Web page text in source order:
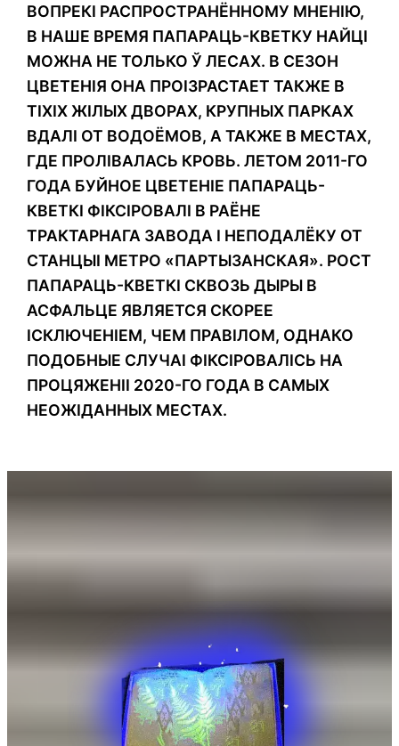
ВОПРЕКІ РАСПРОСТРАНЁННОМУ МНЕНІЮ,
В НАШЕ ВРЕМЯ ПАПАРАЦЬ-КВЕТКУ НАЙЦІ
МОЖНА НЕ ТОЛЬКО Ў ЛЕСАХ. В СЕЗОН
ЦВЕТЕНІЯ ОНА ПРОІЗРАСТАЕТ ТАКЖЕ В
ТІХІХ ЖІЛЫХ ДВОРАХ, КРУПНЫХ ПАРКАХ
ВДАЛІ ОТ ВОДОЁМОВ, А ТАКЖЕ В МЕСТАХ,
ГДЕ ПРОЛІВАЛАСЬ КРОВЬ. ЛЕТОМ 2011-ГО
ГОДА БУЙНОЕ ЦВЕТЕНІЕ ПАПАРАЦЬ-
КВЕТКІ ФІКСІРОВАЛІ В РАЁНЕ
ТРАКТАРНАГА ЗАВОДА І НЕПОДАЛЁКУ ОТ
СТАНЦЫІ МЕТРО «ПАРТЫЗАНСКАЯ». РОСТ
ПАПАРАЦЬ-КВЕТКІ СКВОЗЬ ДЫРЫ В
АСФАЛЬЦЕ ЯВЛЯЕТСЯ СКОРЕЕ
ІСКЛЮЧЕНІЕМ, ЧЕМ ПРАВІЛОМ, ОДНАКО
ПОДОБНЫЕ СЛУЧАІ ФІКСІРОВАЛІСЬ НА
ПРОЦЯЖЕНІІ 2020-ГО ГОДА В САМЫХ
НЕОЖІДАННЫХ МЕСТАХ.